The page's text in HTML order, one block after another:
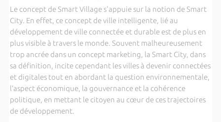
Le concept de Smart Village s'appuie sur la notion de Smart
City. En effet, ce concept de ville intelligente, lié au
développement de ville connectée et durable est de plus en
plus visible à travers le monde. Souvent malheureusement
trop ancrée dans un concept marketing, la Smart City, dans
sa définition, incite cependant les villes à devenir connectées
et digitales tout en abordant la question environnementale,
l’aspect économique, la gouvernance et la cohérence
politique, en mettant le citoyen au cœur de ces trajectoires
de développement.